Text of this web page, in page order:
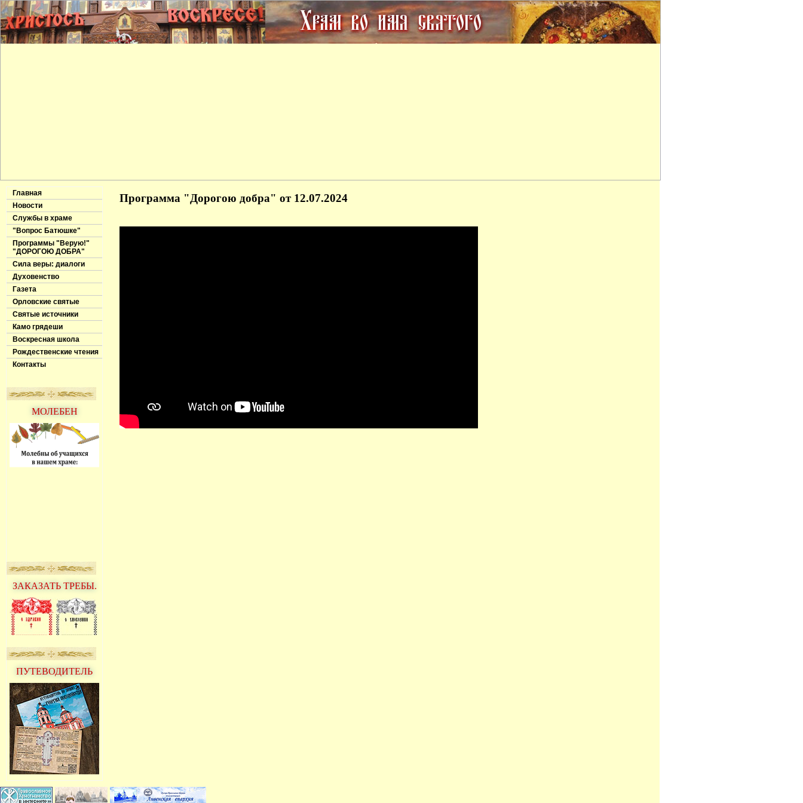
Главная
Новости
Службы в храме
"Вопрос Батюшке"
Программы "Верую!"
"ДОРОГОЮ ДОБРА"
Сила веры: диалоги
Духовенство
Газета
Орловские святые
Святые источники
Камо грядеши
Воскресная школа
Рождественские чтения
Контакты
МОЛЕБЕН
ЗАКАЗАТЬ ТРЕБЫ.
ПУТЕВОДИТЕЛЬ
Программа "Дорогою добра" от 12.07.2024